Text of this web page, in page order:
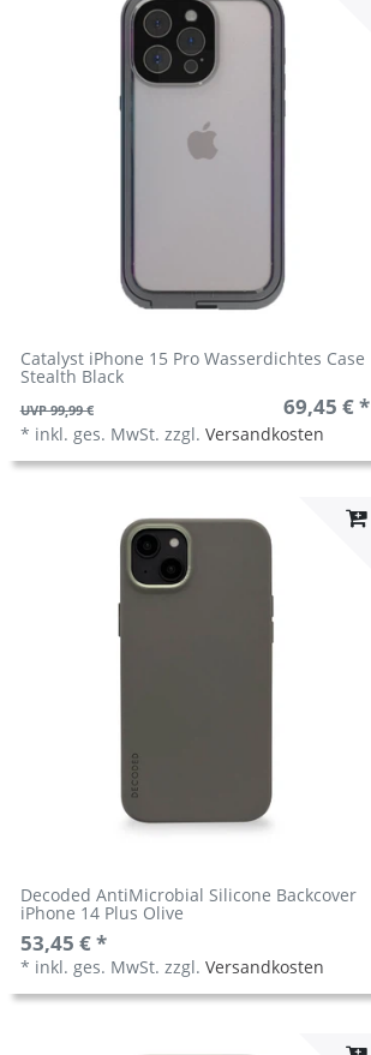
Catalyst iPhone 15 Pro Wasserdichtes Case
Stealth Black
UVP 99,99 € 69,45 € *
* inkl. ges. MwSt. zzgl. Versandkosten
Decoded AntiMicrobial Silicone Backcover
iPhone 14 Plus Olive
53,45 € *
* inkl. ges. MwSt. zzgl. Versandkosten